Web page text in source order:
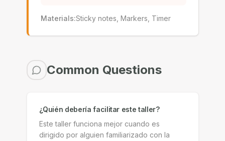
Materials:Sticky notes, Markers, Timer
Common Questions
¿Quién debería facilitar este taller?
Este taller funciona mejor cuando es
dirigido por alguien familiarizado con la